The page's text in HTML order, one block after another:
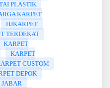
PLASTIK
KARPET
HJKARPET
TERDEKAT
KARPET
KARPET
CUSTOM
DEPOK
JABAR